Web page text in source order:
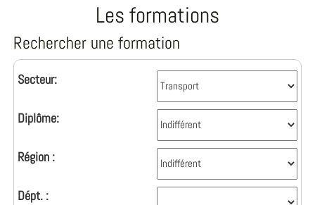
Les formations
Rechercher une formation
Secteur:
Diplôme:
Région :
Dépt. :